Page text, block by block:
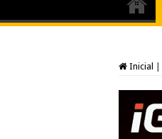
Inicial